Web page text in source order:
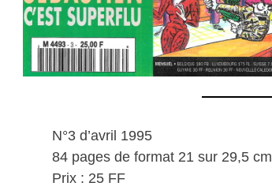
N°3 d’avril 1995
84 pages de format 21 sur 29,5 cm
Prix : 25 FF